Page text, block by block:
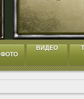
ФОТО
ВИДЕО